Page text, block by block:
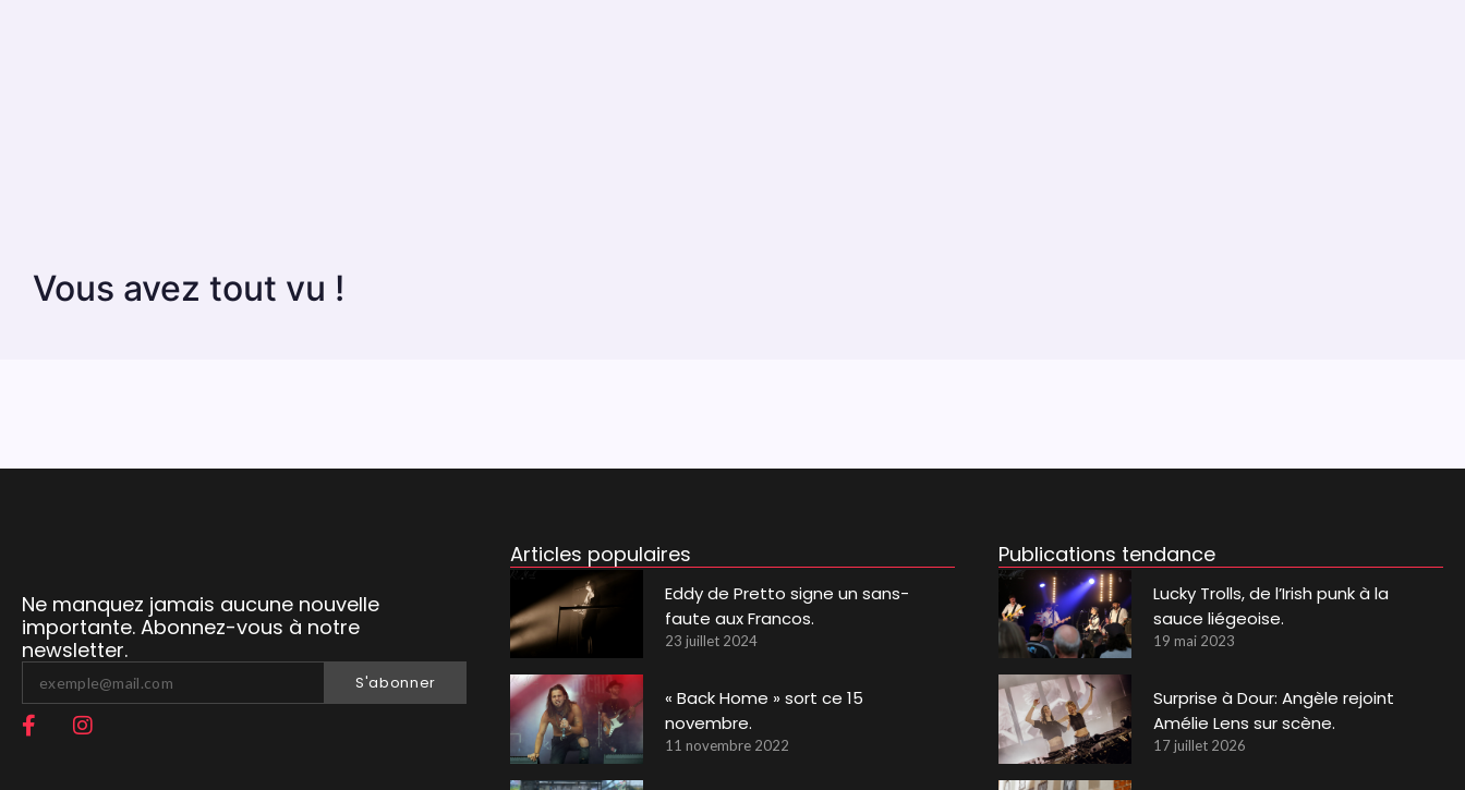
Vous avez tout vu !
Ne manquez jamais aucune nouvelle
importante. Abonnez-vous à notre
newsletter.
S'abonner
Articles populaires
Eddy de Pretto signe un sans-
faute aux Francos.
23 juillet 2024
« Back Home » sort ce 15
novembre.
11 novembre 2022
Publications tendance
Lucky Trolls, de l’Irish punk à la
sauce liégeoise.
19 mai 2023
Surprise à Dour: Angèle rejoint
Amélie Lens sur scène.
17 juillet 2026